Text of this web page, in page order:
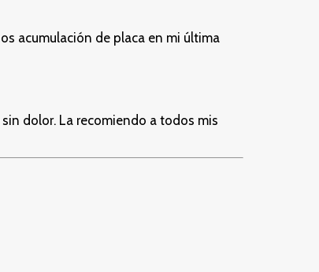
acumulación de placa en mi última
dolor. La recomiendo a todos mis